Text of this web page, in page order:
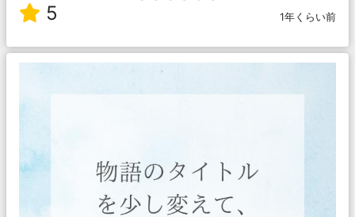
5 1年くらい前